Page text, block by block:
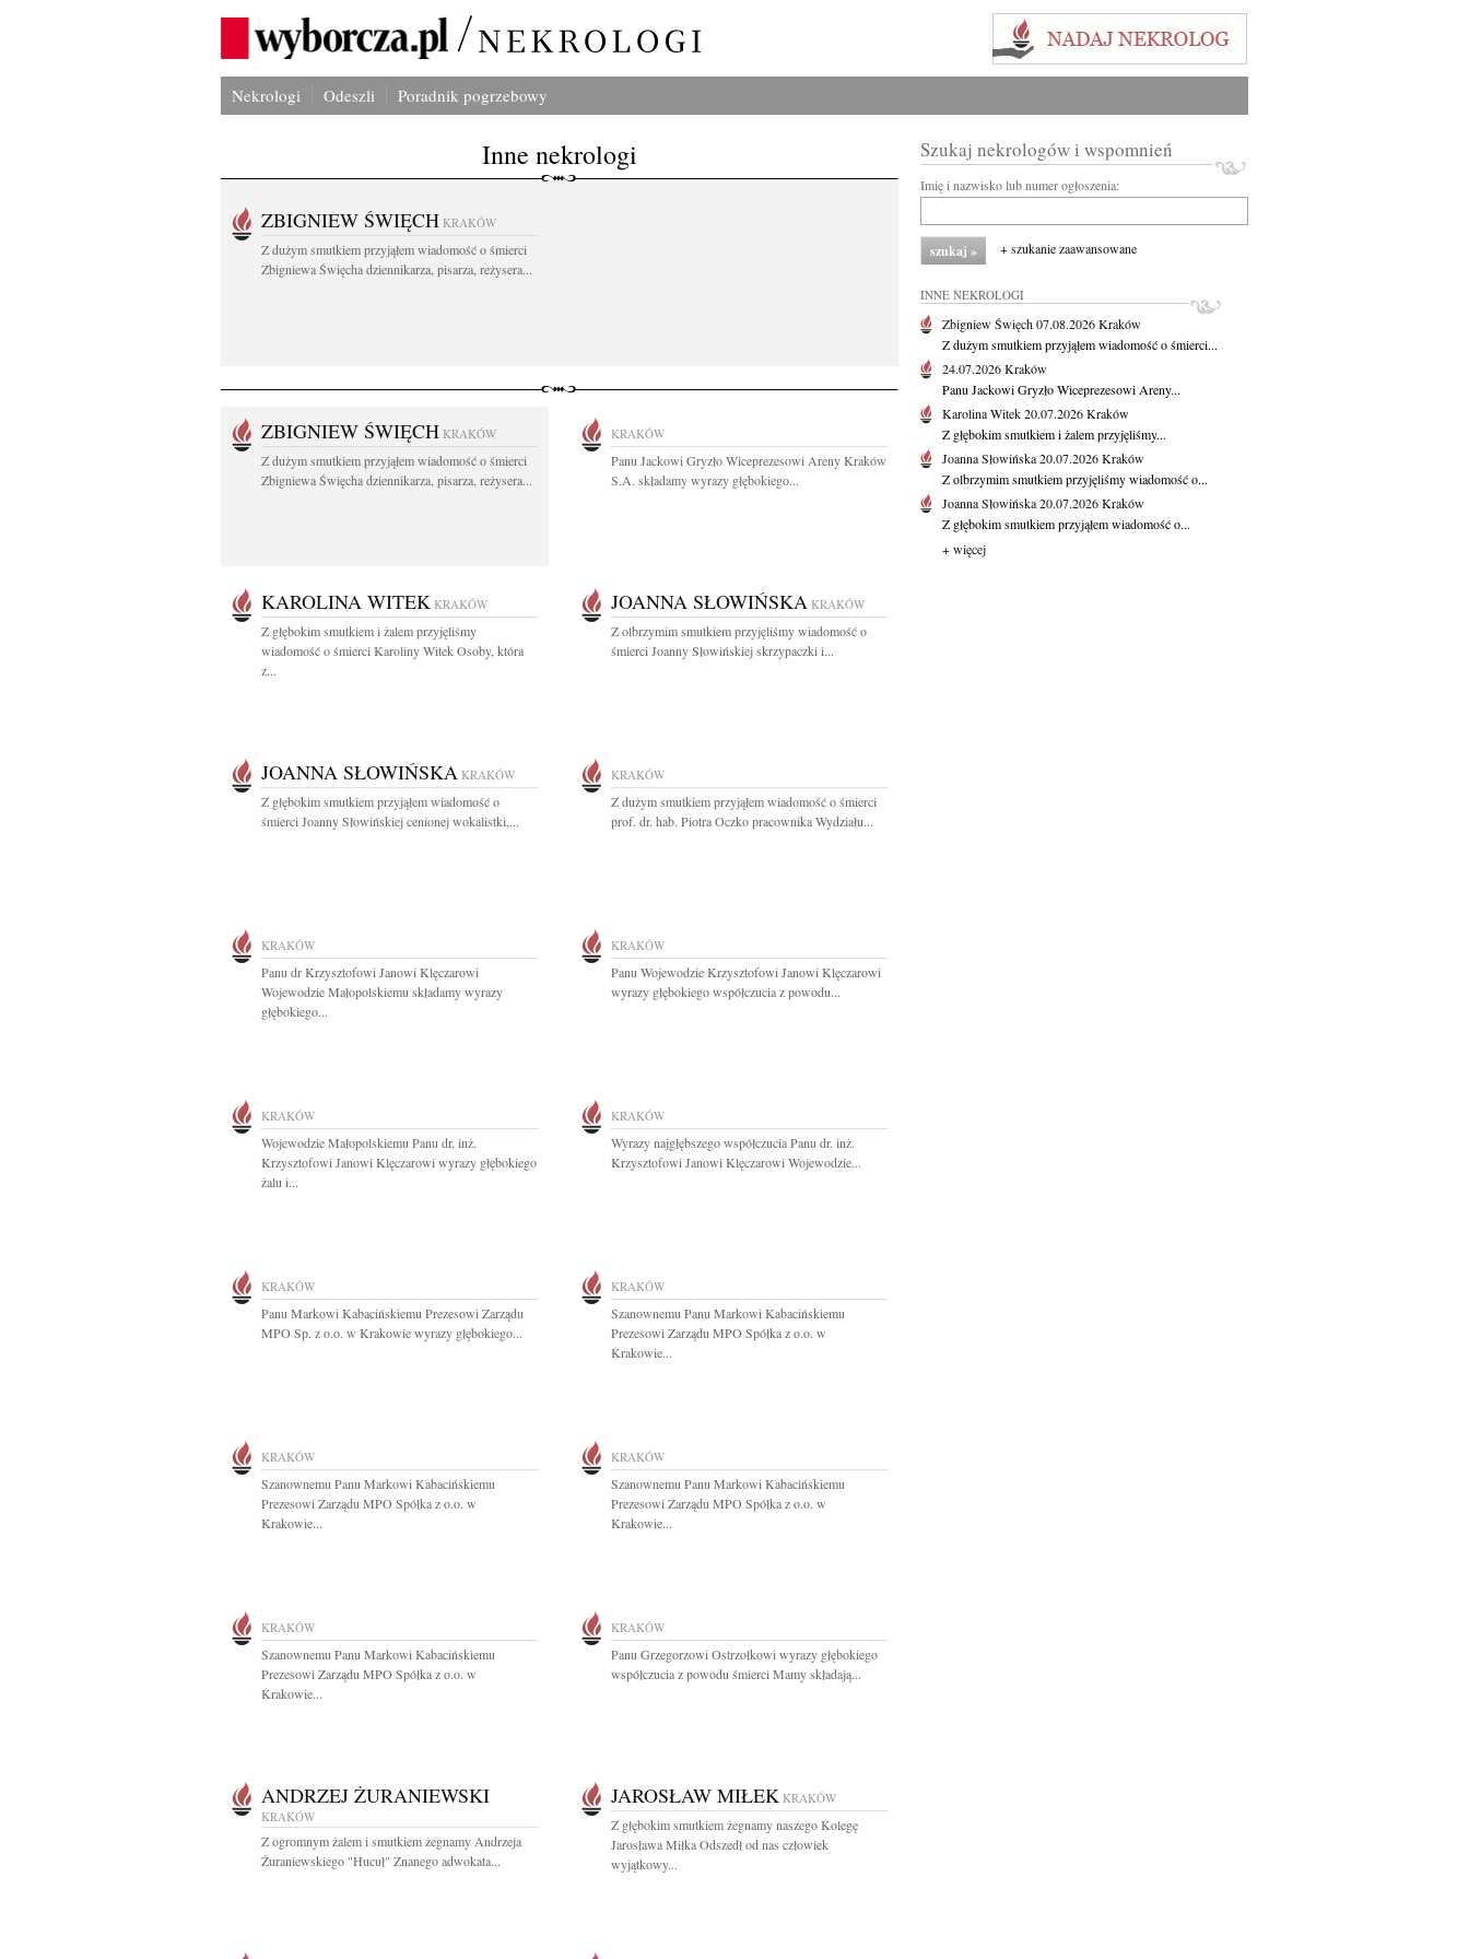
Nekrologi Odeszli Poradnik pogrzebowy
Inne nekrologi
ZBIGNIEW ŚWIĘCH KRAKÓW
Z dużym smutkiem przyjąłem wiadomość o śmierci
Zbigniewa Święcha dziennikarza, pisarza, reżysera...
ZBIGNIEW ŚWIĘCH KRAKÓW
Z dużym smutkiem przyjąłem wiadomość o śmierci
Zbigniewa Święcha dziennikarza, pisarza, reżysera...
KRAKÓW
Panu Jackowi Gryzło Wiceprezesowi Areny Kraków
S.A. składamy wyrazy głębokiego...
KAROLINA WITEK KRAKÓW
Z głębokim smutkiem i żalem przyjęliśmy
wiadomość o śmierci Karoliny Witek Osoby, która
z...
JOANNA SŁOWIŃSKA KRAKÓW
Z olbrzymim smutkiem przyjęliśmy wiadomość o
śmierci Joanny Słowińskiej skrzypaczki i...
JOANNA SŁOWIŃSKA KRAKÓW
Z głębokim smutkiem przyjąłem wiadomość o
śmierci Joanny Słowińskiej cenionej wokalistki,...
KRAKÓW
Z dużym smutkiem przyjąłem wiadomość o śmierci
prof. dr. hab. Piotra Oczko pracownika Wydziału...
KRAKÓW
Panu dr Krzysztofowi Janowi Klęczarowi
Wojewodzie Małopolskiemu składamy wyrazy
głębokiego...
KRAKÓW
Panu Wojewodzie Krzysztofowi Janowi Klęczarowi
wyrazy głębokiego współczucia z powodu...
KRAKÓW
Wojewodzie Małopolskiemu Panu dr. inż.
Krzysztofowi Janowi Klęczarowi wyrazy głębokiego
żalu i...
KRAKÓW
Wyrazy najgłębszego współczucia Panu dr. inż.
Krzysztofowi Janowi Klęczarowi Wojewodzie...
KRAKÓW
Panu Markowi Kabacińskiemu Prezesowi Zarządu
MPO Sp. z o.o. w Krakowie wyrazy głębokiego...
KRAKÓW
Szanownemu Panu Markowi Kabacińskiemu
Prezesowi Zarządu MPO Spółka z o.o. w
Krakowie...
KRAKÓW
Szanownemu Panu Markowi Kabacińskiemu
Prezesowi Zarządu MPO Spółka z o.o. w
Krakowie...
KRAKÓW
Szanownemu Panu Markowi Kabacińskiemu
Prezesowi Zarządu MPO Spółka z o.o. w
Krakowie...
KRAKÓW
Szanownemu Panu Markowi Kabacińskiemu
Prezesowi Zarządu MPO Spółka z o.o. w
Krakowie...
KRAKÓW
Panu Grzegorzowi Ostrzołkowi wyrazy głębokiego
współczucia z powodu śmierci Mamy składają...
ANDRZEJ ŻURANIEWSKI
KRAKÓW
Z ogromnym żalem i smutkiem żegnamy Andrzeja
Żuraniewskiego "Hucuł" Znanego adwokata...
JAROSŁAW MIŁEK KRAKÓW
Z głębokim smutkiem żegnamy naszego Kolegę
Jarosława Miłka Odszedł od nas człowiek
wyjątkowy...
Szukaj nekrologów i wspomnień
Imię i nazwisko lub numer ogłoszenia:
+ szukanie zaawansowane
INNE NEKROLOGI
Zbigniew Święch07.08.2026Kraków
Z dużym smutkiem przyjąłem wiadomość o śmierci...
24.07.2026Kraków
Panu Jackowi Gryzło Wiceprezesowi Areny...
Karolina Witek20.07.2026Kraków
Z głębokim smutkiem i żalem przyjęliśmy...
Joanna Słowińska20.07.2026Kraków
Z olbrzymim smutkiem przyjęliśmy wiadomość o...
Joanna Słowińska20.07.2026Kraków
Z głębokim smutkiem przyjąłem wiadomość o...
+ więcej